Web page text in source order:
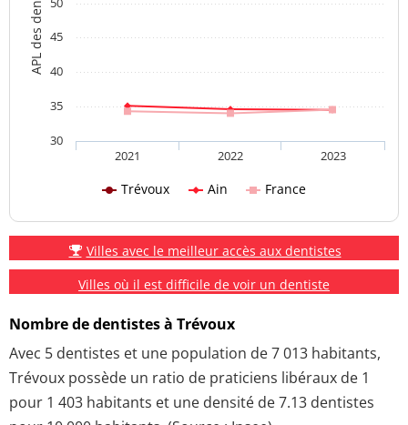
Trévoux Ain France
2021 2022 2023
30
35
40
45
Villes avec le meilleur accès aux dentistes
Villes où il est difficile de voir un dentiste
Nombre de dentistes à Trévoux
Avec 5 dentistes et une population de 7 013 habitants,
Trévoux possède un ratio de praticiens libéraux de 1
pour 1 403 habitants et une densité de 7.13 dentistes